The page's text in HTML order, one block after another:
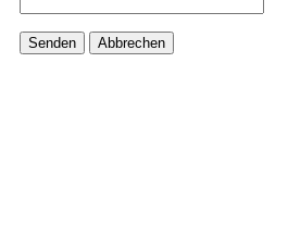
Senden Abbrechen